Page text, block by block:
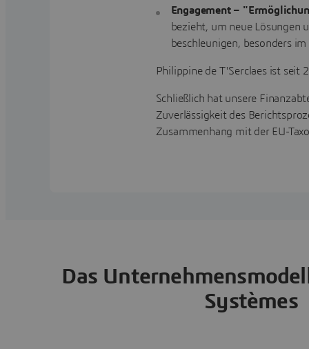
Engagement –
bezieht, um neue Lösungen
beschleunigen, besonders
Philippine de T'Serclaes ist seit
Schließlich hat unsere
Zuverlässigkeit des
Zusammenhang mit der EU-
Das
Systèmes